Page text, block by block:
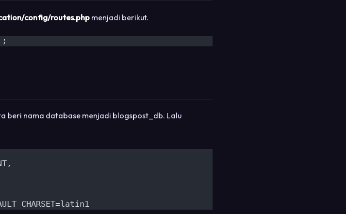
config/routes.phpmenjadi berikut.
;
beri nama database menjadi blogspost_db. Lalu
CHARSET=latin1